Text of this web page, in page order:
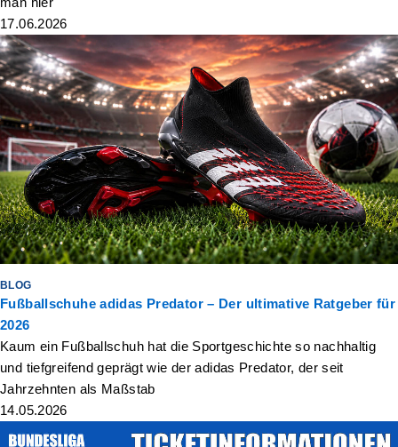
17.06.2026
BLOG
Fußballschuhe adidas Predator – Der ultimative Ratgeber für
2026
Kaum ein Fußballschuh hat die Sportgeschichte so nachhaltig
und tiefgreifend geprägt wie der adidas Predator, der seit
Jahrzehnten als Maßstab
14.05.2026